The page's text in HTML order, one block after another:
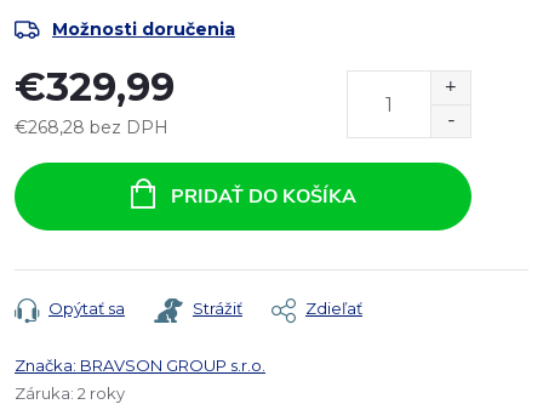
Možnosti doručenia
€329,99
€268,28 bez DPH
cena:
PRIDAŤ DO KOŠÍKA
Opýtať sa Strážiť Zdieľať
Značka: BRAVSON GROUP s.r.o.
Záruka: 2 roky